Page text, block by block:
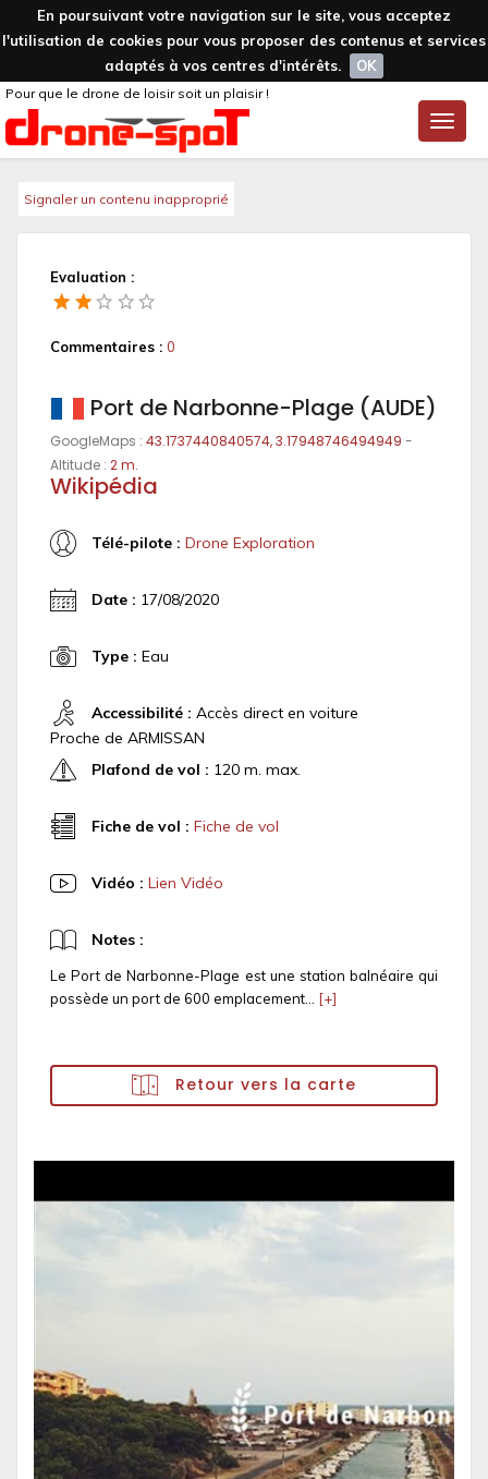
En poursuivant votre navigation sur le site, vous acceptez
l'utilisation de cookies pour vous proposer des contenus et services
adaptés à vos centres d'intérêts.
OK
Toggle
Pour que le drone de loisir soit un plaisir !
Signaler un contenu inapproprié
Evaluation :
Commentaires : 0
Port de Narbonne-Plage (AUDE)
GoogleMaps : 43.1737440840574, 3.17948746494949 -
Altitude : 2 m.
Wikipédia
Télé-pilote : Drone Exploration
Date : 17/08/2020
Type : Eau
Accessibilité : Accès direct en voiture
Proche de ARMISSAN
Plafond de vol : 120 m. max.
Fiche de vol : Fiche de vol
Vidéo : Lien Vidéo
Notes :
Le Port de Narbonne-Plage est une station balnéaire qui
possède un port de 600 emplacement... [+]
Retour vers la carte